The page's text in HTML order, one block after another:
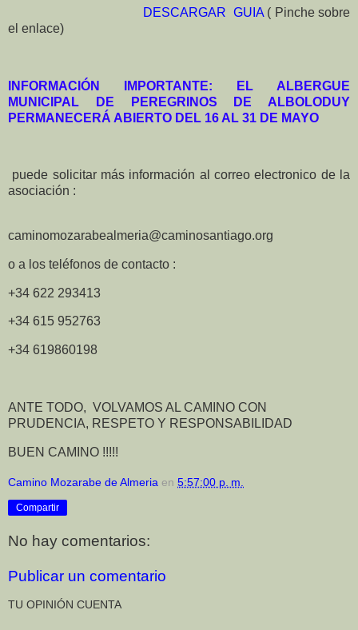
DESCARGARGUIA ( Pinche sobre
el enlace)
INFORMACIÓN IMPORTANTE: EL ALBERGUE
MUNICIPAL DE PEREGRINOS DE ALBOLODUY
PERMANECERÁ ABIERTO DEL 16 AL 31 DE MAYO
puede solicitar más información al correo electronico de la
asociación :
caminomozarabealmeria@caminosantiago.org
o a los teléfonos de contacto :
+34 622 293413
+34 615 952763
+34 619860198
ANTE TODO, VOLVAMOS AL CAMINO CON
PRUDENCIA, RESPETO Y RESPONSABILIDAD
BUEN CAMINO !!!!!
Camino Mozarabe de Almeria en 5:57:00 p. m.
Compartir
No hay comentarios:
Publicar un comentario
TU OPINIÓN CUENTA